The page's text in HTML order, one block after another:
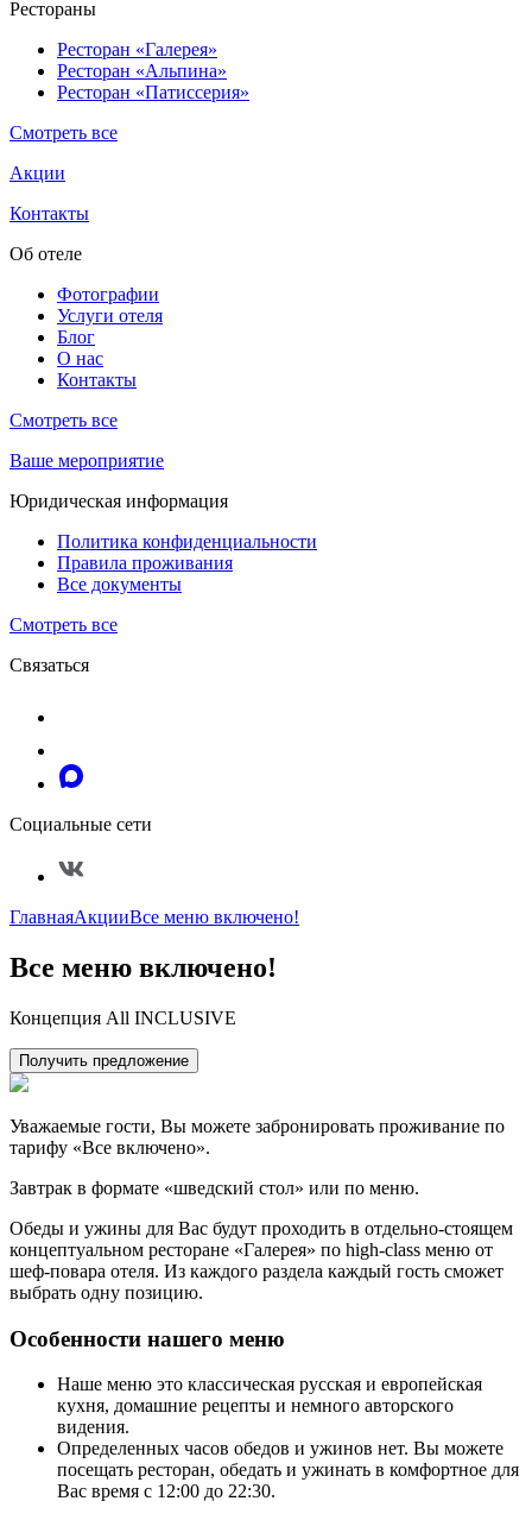
Рестораны
Ресторан «Галерея»
Ресторан «Альпина»
Ресторан «Патиссерия»
Смотреть все
Акции
Контакты
Об отеле
Фотографии
Услуги отеля
Блог
О нас
Контакты
Смотреть все
Ваше мероприятие
Юридическая информация
Политика конфиденциальности
Правила проживания
Все документы
Смотреть все
Связаться
Социальные сети
ГлавнаяАкцииВсе меню включено!
Все меню включено!
Концепция All INCLUSIVE
Получить предложение
Уважаемые гости, Вы можете забронировать проживание по
тарифу «Все включено».
Завтрак в формате «шведский стол» или по меню.
Обеды и ужины для Вас будут проходить в отдельно-стоящем
концептуальном ресторане «Галерея» по high-class меню от
шеф-повара отеля. Из каждого раздела каждый гость сможет
выбрать одну позицию.
Особенности нашего меню
Наше меню это классическая русская и европейская
кухня, домашние рецепты и немного авторского
видения.
Определенных часов обедов и ужинов нет. Вы можете
посещать ресторан, обедать и ужинать в комфортное для
Вас время с 12:00 до 22:30.